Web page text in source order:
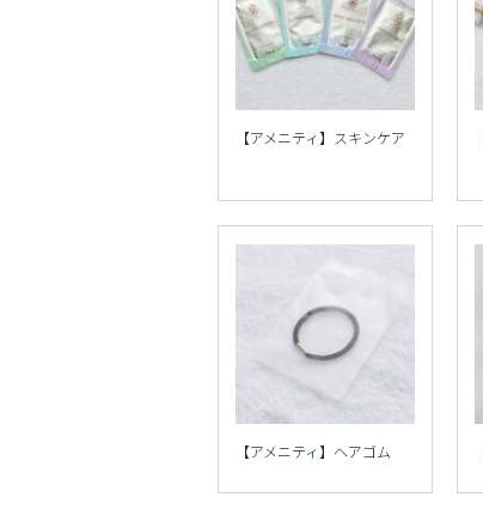
【アメニティ】スキンケア
【アメニティ】ヘアゴム